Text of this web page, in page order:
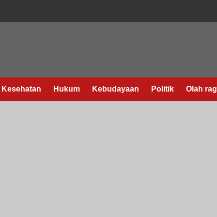
Kesehatan Hukum Kebudayaan Politik Olah